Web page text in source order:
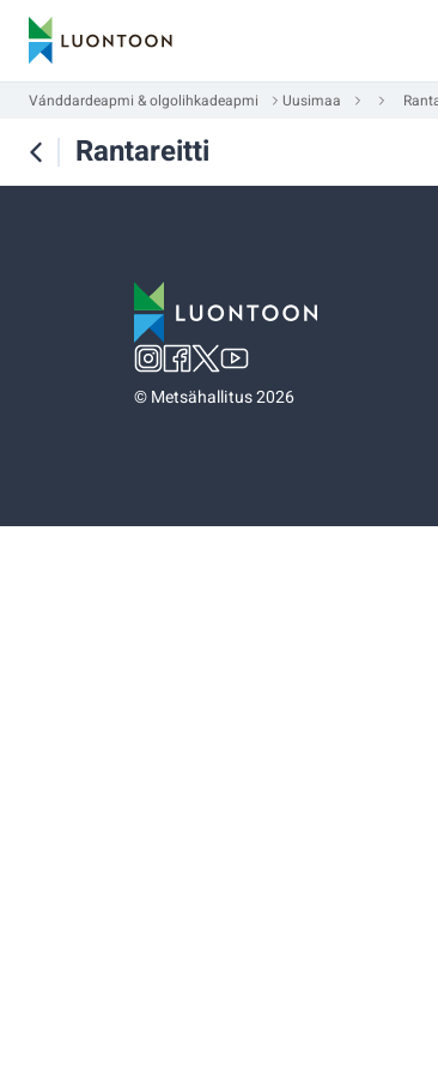
Vánddardeapmi & olgolihkadeapmi Uusimaa
Rantareitti
©Metsähallitus 2026